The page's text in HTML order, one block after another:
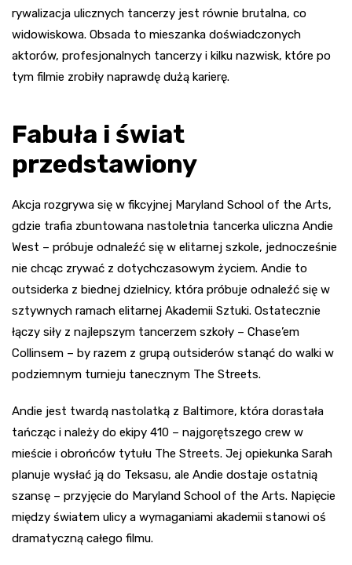
rywalizacja ulicznych tancerzy jest równie brutalna, co
widowiskowa. Obsada to mieszanka doświadczonych
aktorów, profesjonalnych tancerzy i kilku nazwisk, które po
tym filmie zrobiły naprawdę dużą karierę.
Fabuła i świat
przedstawiony
Akcja rozgrywa się w fikcyjnej Maryland School of the Arts,
gdzie trafia zbuntowana nastoletnia tancerka uliczna Andie
West – próbuje odnaleźć się w elitarnej szkole, jednocześnie
nie chcąc zrywać z dotychczasowym życiem. Andie to
outsiderka z biednej dzielnicy, która próbuje odnaleźć się w
sztywnych ramach elitarnej Akademii Sztuki. Ostatecznie
łączy siły z najlepszym tancerzem szkoły – Chase’em
Collinsem – by razem z grupą outsiderów stanąć do walki w
podziemnym turnieju tanecznym The Streets.
Andie jest twardą nastolatką z Baltimore, która dorastała
tańcząc i należy do ekipy 410 – najgorętszego crew w
mieście i obrońców tytułu The Streets. Jej opiekunka Sarah
planuje wysłać ją do Teksasu, ale Andie dostaje ostatnią
szansę – przyjęcie do Maryland School of the Arts. Napięcie
między światem ulicy a wymaganiami akademii stanowi oś
dramatyczną całego filmu.